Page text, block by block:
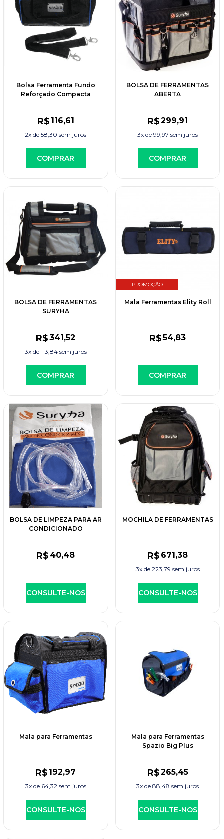
Bolsa Ferramenta Fundo
Reforçado Compacta
R$ 116,61
2x de58,30 sem juros
COMPRAR
BOLSA DE FERRAMENTAS
ABERTA
R$299,91
3x de99,97 sem juros
COMPRAR
BOLSA DE FERRAMENTAS
SURYHA
R$341 ,52
3x de 113,84sem juros
COMPRAR
PROMOÇÃO
Mala Ferramentas Elity Roll
R$54,83
COMPRAR
BOLSA DE LIMPEZA PARA AR
CONDICIONADO
R$ 40,48
CONSULTE-NOS
MOCHILA DE FERRAMENTAS
R$ 671,38
3x de 223,79 sem juros
CONSULTE-NOS
Mala para Ferramentas
R$ 192,97
3x de 64,32 sem juros
CONSULTE-NOS
Mala para Ferramentas
Spazio Big Plus
R$265,45
3x de88,48 sem juros
CONSULTE-NOS